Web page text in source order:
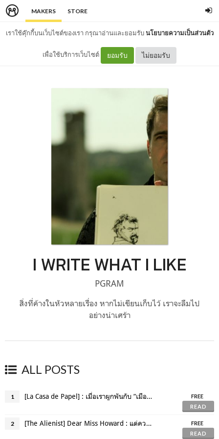
MAKERS STORE
เราใช้คุ๊กกี้บนเว็บไซต์ของเรา กรุณาอ่านและยอมรับนโยบายความเป็นส่วนตัว
เพื่อใช้บริการเว็บไซต์ ยอมรับ ไม่ยอมรับ
I WRITE WHAT I LIKE
PGRAM
สิ่งที่ค้างในหัวหลายเรื่อง หากไม่เขียนเก็บไว้ เราจะลืมไป
อย่างน่าเศร้า
ALL POSTS
1 [La Casa de Papel] : เมื่อเราผูกพันกับ “เมือง” แปลกหน้า
FREE
READ
2 [The Alienist] Dear Miss Howard : แด่ความแข็งกร้าวที่งดงาม
FREE
READ